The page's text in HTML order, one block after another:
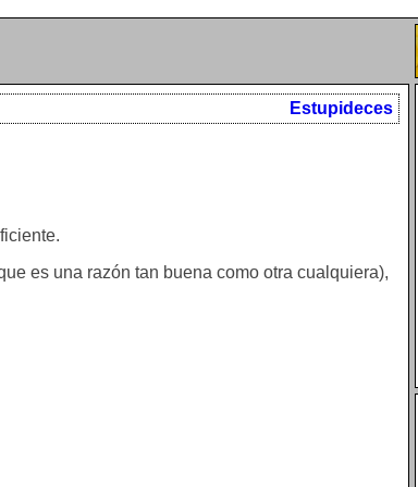
Estupideces
es una razón tan buena como otra cualquiera),